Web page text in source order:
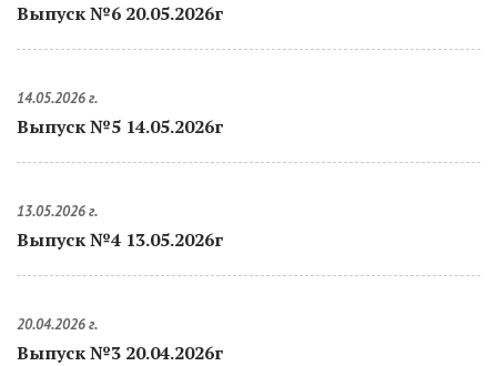
Выпуск №6 20.05.2026г
14.05.2026 г.
Выпуск №5 14.05.2026г
13.05.2026 г.
Выпуск №4 13.05.2026г
20.04.2026 г.
Выпуск №3 20.04.2026г